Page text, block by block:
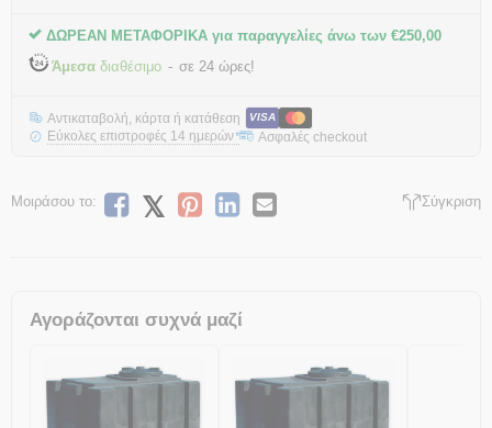
ΔΩΡΕΑΝ ΜΕΤΑΦΟΡΙΚΑ για παραγγελίες άνω των €250,00
Άμεσα διαθέσιμο σε 24 ώρες!
Αντικαταβολή, κάρτα ή κατάθεση VISA
Εύκολες επιστροφές 14 ημερών* Ασφαλές checkout
Μοιράσου το: Σύγκριση
Αγοράζονται συχνά μαζί